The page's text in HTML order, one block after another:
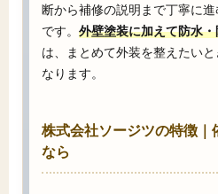
断から補修の説明まで丁寧に
です。 外壁塗装に加えて防水
は、まとめて外装を整えたい
なります。
株式会社ソージツの特徴｜
なら